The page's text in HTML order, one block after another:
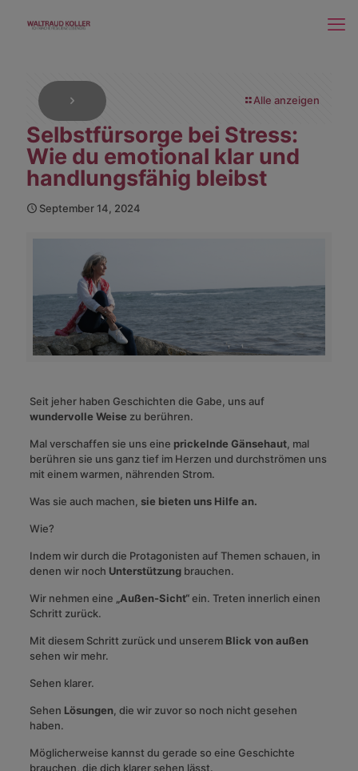
Alle anzeigen
Selbstfürsorge bei Stress:
Wie du emotional klar und
handlungsfähig bleibst
September 14, 2024
Seit jeher haben Geschichten die Gabe, uns auf
wundervolle Weise zu berühren.
Mal verschaffen sie uns eine prickelnde Gänsehaut, mal
berühren sie uns ganz tief im Herzen und durchströmen uns
mit einem warmen, nährenden Strom.
Was sie auch machen, sie bieten uns Hilfe an.
Wie?
Indem wir durch die Protagonisten auf Themen schauen, in
denen wir noch Unterstützungbrauchen.
Wir nehmen eine „Außen-Sicht“ein. Treten innerlich einen
Schritt zurück.
Mit diesem Schritt zurück und unseremBlick von außen
sehen wir mehr.
Sehen klarer.
Sehen Lösungen, die wir zuvor so noch nicht gesehen
haben.
Möglicherweise kannst du gerade so eine Geschichte
brauchen, die dich klarer sehen lässt.